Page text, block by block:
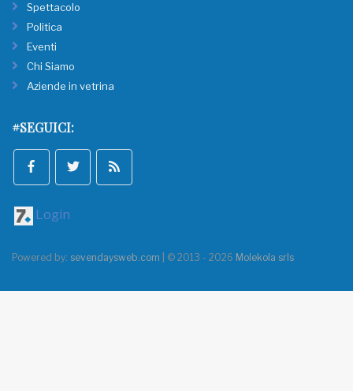
Spettacolo
Politica
Eventi
Chi Siamo
Aziende in vetrina
#SEGUICI:
Login
Powered by: sevendaysweb.com | © 2013 - 2026 Molekola srls